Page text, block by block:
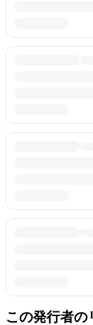
この発行者の